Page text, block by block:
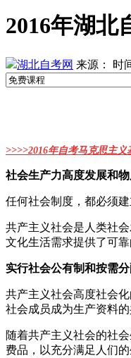
2016年湖北
湖北自考网 来源：
时
>>>>2016年自考马克思主
社会生产力高度发展和
任何社会制度，都必须
共产主义社会是人类社
文化生活需求提供了可
实行社会公有制和按需
共产主义社会高度社会
社会成员成为生产资料
随着共产主义社会的社
费品，以充分满足人们